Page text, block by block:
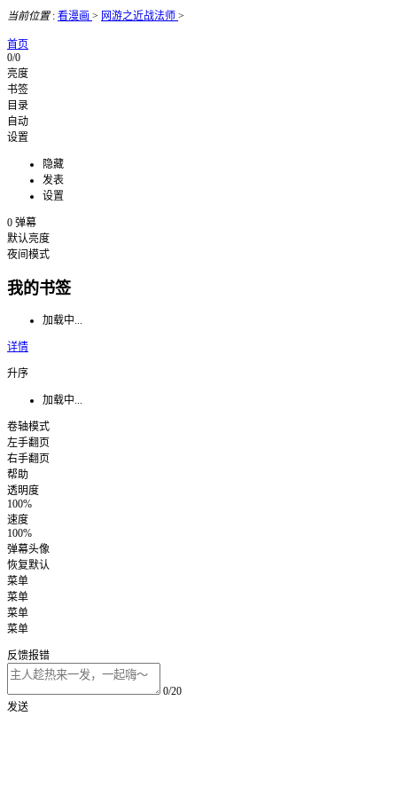
当前位置: 看漫画 > 网游之近战法师 >
首页
0/0
亮度
书签
目录
自动
设置
隐藏
发表
设置
0 弹幕
默认亮度
夜间模式
我的书签
加载中...
详情
升序
加载中...
卷轴模式
左手翻页
右手翻页
帮助
透明度
100%
速度
100%
弹幕头像
恢复默认
菜单
菜单
菜单
菜单
反馈报错
0/20
发送